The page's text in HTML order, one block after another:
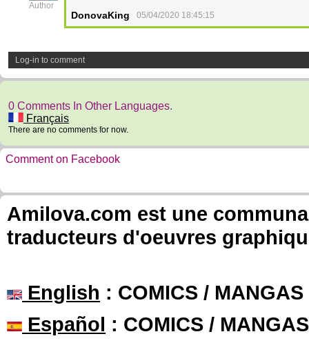
Author
DonovaKing 05/04/2020 18:45:15
Log-in to comment
0 Comments In Other Languages.
Français
There are no comments for now.
Comment on Facebook
Amilova.com est une
traducteurs d'oeuvres
English : COMICS /
Español : COMICS /